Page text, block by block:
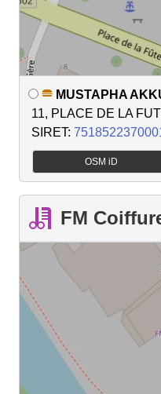
MUSTAPHA
11, PLACE DE LA
SIRET:
OSM iD
FM